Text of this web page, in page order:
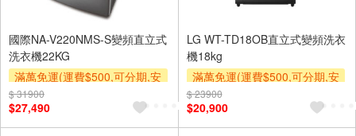
國際NA-V220NMS-S變頻直立式
洗衣機22KG
滿萬免運(運費$500,可分期,安
裝跨區費另計,單品未滿1萬元
及使用6期以上分期0利率,需付
基本安裝運費)
$ 31900
$27,490
LG WT-TD18OB直立式變頻洗衣
機18kg
滿萬免運(運費$500,可分期,安
裝跨區費另計,單品未滿1萬元
及使用6期以上分期0利率,需付
基本安裝運費)
$ 23900
$20,900